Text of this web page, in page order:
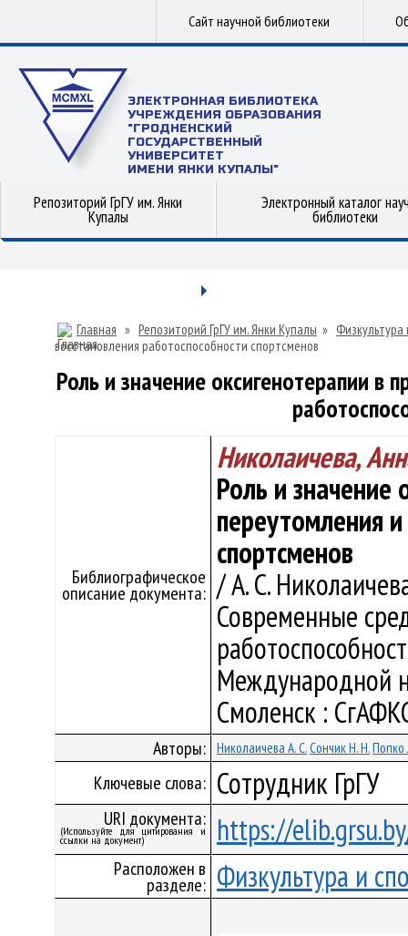
Сайт научной библиотеки
ЭЛЕКТРОННАЯ БИБЛИОТЕКА
УЧРЕЖДЕНИЯ ОБРАЗОВАНИЯ
"ГРОДНЕНСКИЙ
ГОСУДАРСТВЕННЫЙ
УНИВЕРСИТЕТ
ИМЕНИ ЯНКИ КУПАЛЫ"
Репозиторий ГрГУ им. Янки
Купалы
Электронный каталог
библиотеки
Главная » Репозиторий ГрГУ им. Янки Купалы » Физкультура
восстановления работоспособности спортсменов
Роль и значение оксигенотерапии в
Библиографическое
описание документа:
Николаичева,
Роль и значение
переутомления
спортсменов
/ А. С.
Современные
Международной
Смоленск :
Авторы: Николаичева А. С.Сончик Н. Н.
Ключевые слова: Сотрудник ГрГУ
URI документа:
(Используйте для цитирования и
ссылки на документ) https://
Расположен в
разделе: Физкультура и